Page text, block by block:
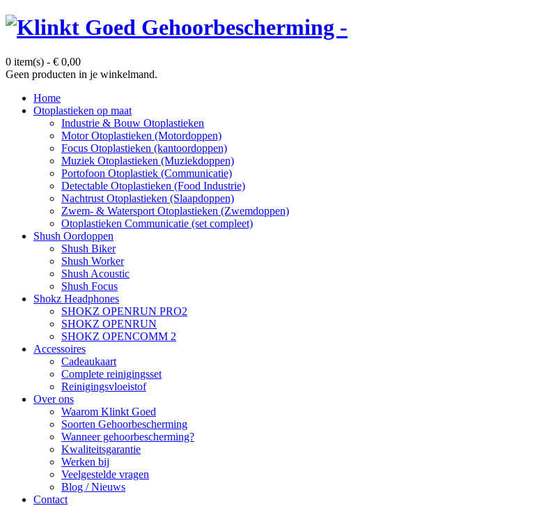
0 item(s) - € 0,00
Geen producten in je winkelmand.
Home
Otoplastieken op maat
Industrie & Bouw Otoplastieken
Motor Otoplastieken (Motordoppen)
Focus Otoplastieken (kantoordoppen)
Muziek Otoplastieken (Muziekdoppen)
Portofoon Otoplastiek (Communicatie)
Detectable Otoplastieken (Food Industrie)
Nachtrust Otoplastieken (Slaapdoppen)
Zwem- & Watersport Otoplastieken (Zwemdoppen)
Otoplastieken Communicatie (set compleet)
Shush Oordoppen
Shush Biker
Shush Worker
Shush Acoustic
Shush Focus
Shokz Headphones
SHOKZ OPENRUN PRO2
SHOKZ OPENRUN
SHOKZ OPENCOMM 2
Accessoires
Cadeaukaart
Complete reinigingsset
Reinigingsvloeistof
Over ons
Waarom Klinkt Goed
Soorten Gehoorbescherming
Wanneer gehoorbescherming?
Kwaliteitsgarantie
Werken bij
Veelgestelde vragen
Blog / Nieuws
Contact